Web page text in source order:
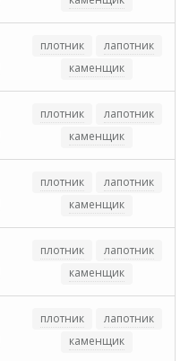
плотник
лапотник
каменщик
плотник
лапотник
каменщик
плотник
лапотник
каменщик
плотник
лапотник
каменщик
плотник
лапотник
каменщик